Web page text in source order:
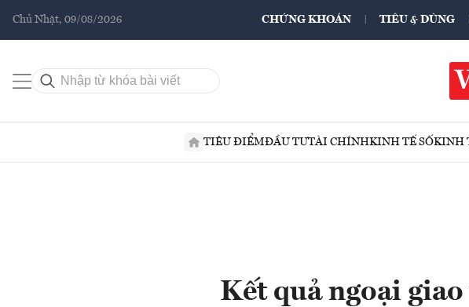
Chủ Nhật, 09/08/2026 CHỨNG KHOÁN TIÊU & DÙNG
TIÊU ĐIỂMĐẦU TƯTÀI CHÍNHKINH TẾ SỐKINH
Kết quả ngoại